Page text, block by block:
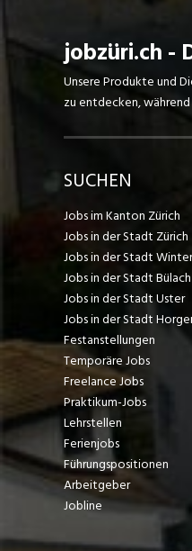
jobzüri.ch -
Unsere Produkte und
zu entdecken,
SUCHEN
Jobs im Kanton Zürich
Jobs in der Stadt Zürich
Jobs in der Stadt
Jobs in der Stadt Bülach
Jobs in der Stadt Uster
Jobs in der Stadt
Festanstellungen
Temporäre Jobs
Freelance Jobs
Praktikum-Jobs
Lehrstellen
Ferienjobs
Führungspositionen
Arbeitgeber
Jobline